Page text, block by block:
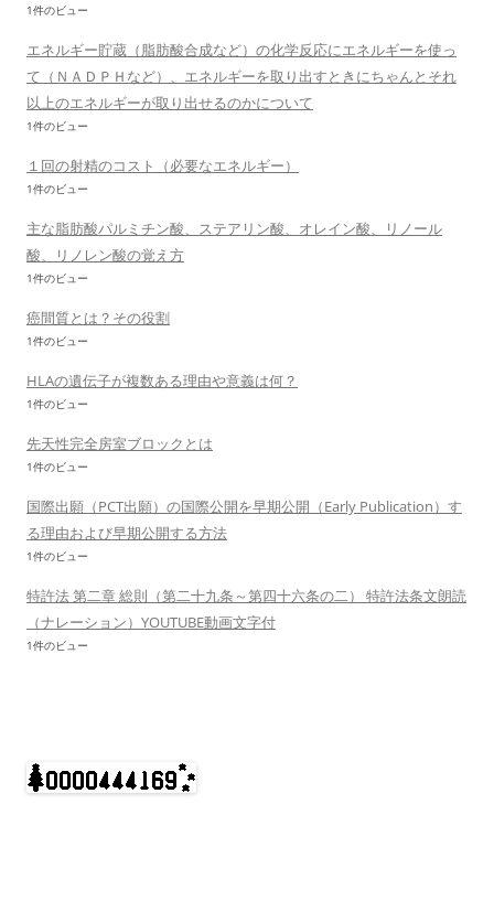
1件のビュー
エネルギー貯蔵（脂肪酸合成など）の化学反応にエネルギーを使っ
て（ＮＡＤＰＨなど）、エネルギーを取り出すときにちゃんとそれ
以上のエネルギーが取り出せるのかについて
1件のビュー
１回の射精のコスト（必要なエネルギー）
1件のビュー
主な脂肪酸パルミチン酸、ステアリン酸、オレイン酸、リノール
酸、リノレン酸の覚え方
1件のビュー
癌間質とは？その役割
1件のビュー
HLAの遺伝子が複数ある理由や意義は何？
1件のビュー
先天性完全房室ブロックとは
1件のビュー
国際出願（PCT出願）の国際公開を早期公開（Early Publication）す
る理由および早期公開する方法
1件のビュー
特許法 第二章 総則（第二十九条～第四十六条の二） 特許法条文朗読
（ナレーション）YOUTUBE動画文字付
1件のビュー